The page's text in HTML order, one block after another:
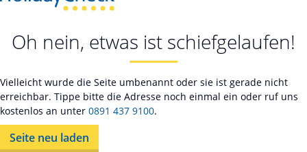
Oh nein, etwas ist schiefgelaufen!
Vielleicht wurde die Seite umbenannt oder sie ist gerade nicht
erreichbar. Tippe bitte die Adresse noch einmal ein oder ruf uns
kostenlos an unter 0891 437 9100.
Seite neu laden